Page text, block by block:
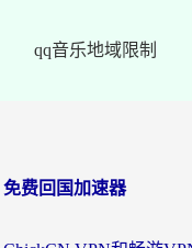
qq音乐地域限制
免费回国加速器